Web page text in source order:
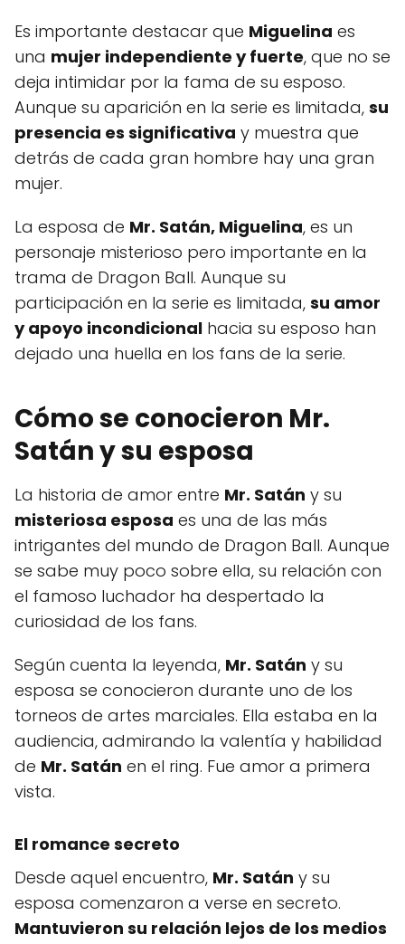
Es importante destacar que Miguelina es
una mujer independiente y fuerte, que no se
deja intimidar por la fama de su esposo.
Aunque su aparición en la serie es limitada, su
presencia es significativa y muestra que
detrás de cada gran hombre hay una gran
mujer.
La esposa de Mr. Satán, Miguelina, es un
personaje misterioso pero importante en la
trama de Dragon Ball. Aunque su
participación en la serie es limitada, su amor
y apoyo incondicional hacia su esposo han
dejado una huella en los fans de la serie.
Cómo se conocieron Mr.
Satán y su esposa
La historia de amor entre Mr. Satán y su
misteriosa esposa es una de las más
intrigantes del mundo de Dragon Ball. Aunque
se sabe muy poco sobre ella, su relación con
el famoso luchador ha despertado la
curiosidad de los fans.
Según cuenta la leyenda, Mr. Satán y su
esposa se conocieron durante uno de los
torneos de artes marciales. Ella estaba en la
audiencia, admirando la valentía y habilidad
de Mr. Satán en el ring. Fue amor a primera
vista.
El romance secreto
Desde aquel encuentro, Mr. Satán y su
esposa comenzaron a verse en secreto.
Mantuvieron su relación lejos de los medios